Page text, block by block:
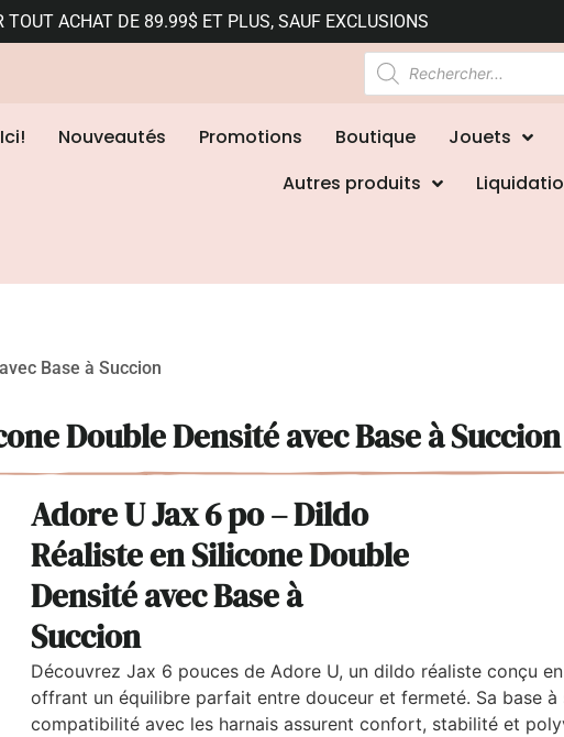
TOUT ACHAT DE 89.99$ ET PLUS, SAUF EXCLUSIONS
Nouveautés Promotions Boutique Jouets
Autres produits
Base à Succion
Double Densité avec Base à Succion
Adore U Jax 6 po – Dildo
Réaliste en Silicone Double
Densité avec Base à
Succion
Découvrez Jax 6 pouces de Adore U, un dildo réaliste conçu
offrant un équilibre parfait entre douceur et fermeté. Sa base à
compatibilité avec les harnais assurent confort, stabilité et